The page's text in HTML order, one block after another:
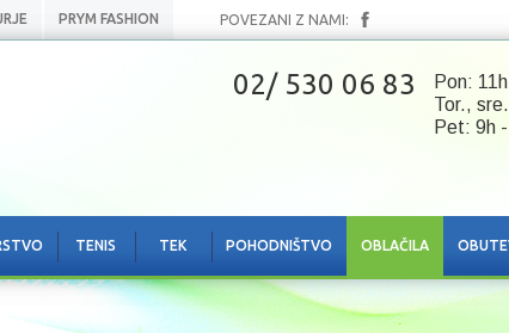
PRYM FASHION POVEZANI Z NAMI:
02/ 530 06 83
Pon:
Tor.,
Pet: 9h
TENIS TEK POHODNIŠTVO OBLAČILA